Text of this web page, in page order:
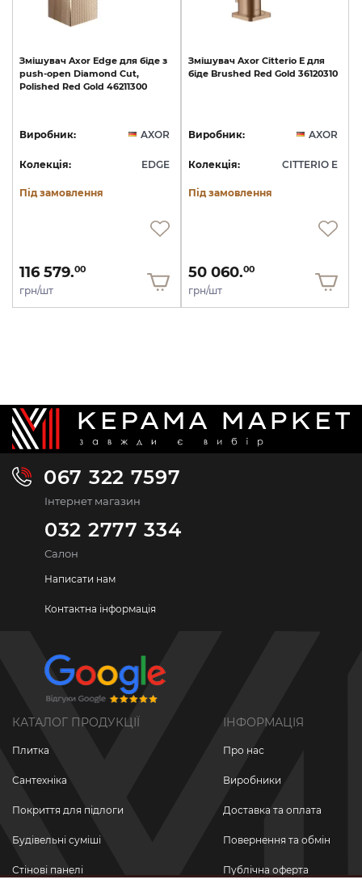
Змішувач Axor Edge для біде з
push-open Diamond Cut,
Polished Red Gold 46211300
Виробник: AXOR
Колекція: EDGE
Під замовлення
116 579.00
грн/шт
Змішувач Axor Citterio E для
біде Brushed Red Gold 36120310
Виробник: AXOR
Колекція: CITTERIO E
Під замовлення
50 060.00
грн/шт
067 322 7597
Інтернет магазин
032 2777 334
Салон
Написати нам
Контактна інформація
КАТАЛОГ ПРОДУКЦІЇ
Плитка
Сантехніка
Покриття для підлоги
Будівельні суміші
Стінові панелі
ІНФОРМАЦІЯ
Про нас
Виробники
Доставка та оплата
Повернення та обмін
Публічна оферта